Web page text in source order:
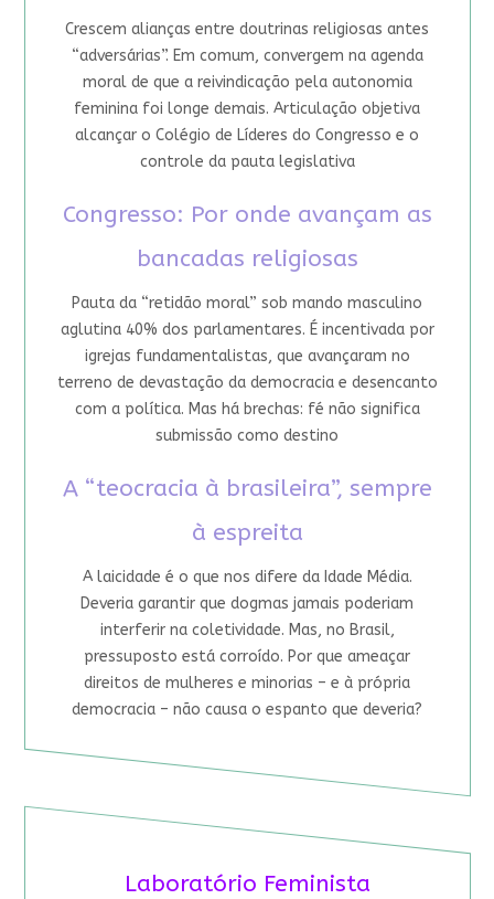
Crescem alianças entre doutrinas religiosas antes
“adversárias”. Em comum, convergem na agenda
moral de que a reivindicação pela autonomia
feminina foi longe demais. Articulação objetiva
alcançar o Colégio de Líderes do Congresso e o
controle da pauta legislativa
Congresso: Por onde avançam as
bancadas religiosas
Pauta da “retidão moral” sob mando masculino
aglutina 40% dos parlamentares. É incentivada por
igrejas fundamentalistas, que avançaram no
terreno de devastação da democracia e desencanto
com a política. Mas há brechas: fé não significa
submissão como destino
A “teocracia à brasileira”, sempre
à espreita
A laicidade é o que nos difere da Idade Média.
Deveria garantir que dogmas jamais poderiam
interferir na coletividade. Mas, no Brasil,
pressuposto está corroído. Por que ameaçar
direitos de mulheres e minorias – e à própria
democracia – não causa o espanto que deveria?
Laboratório Feminista